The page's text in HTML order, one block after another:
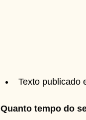
Texto publicado
Quanto tempo do